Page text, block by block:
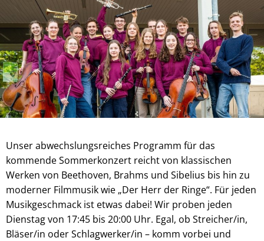
Unser abwechslungsreiches Programm für das
kommende Sommerkonzert reicht von klassischen
Werken von Beethoven, Brahms und Sibelius bis hin zu
moderner Filmmusik wie „Der Herr der Ringe“. Für jeden
Musikgeschmack ist etwas dabei! Wir proben jeden
Dienstag von 17:45 bis 20:00 Uhr. Egal, ob Streicher/in,
Bläser/in oder Schlagwerker/in – komm vorbei und